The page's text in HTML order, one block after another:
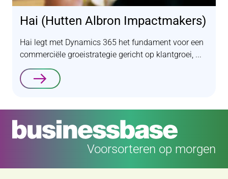
Hai (Hutten Albron Impactmakers)
Hai legt met Dynamics 365 het fundament voor een
commerciële groeistrategie gericht op klantgroei, ...
Lees verder
Voorsorteren op morgen